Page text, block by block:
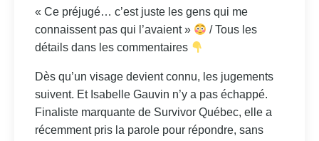
« Ce préjugé… c’est juste les gens qui me
connaissent pas qui l’avaient »
/ Tous les
détails dans les commentaires
Dès qu’un visage devient connu, les jugements
suivent. Et Isabelle Gauvin n’y a pas échappé.
Finaliste marquante de Survivor Québec, elle a
récemment pris la parole pour répondre, sans